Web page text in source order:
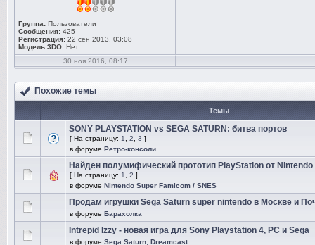
Группа: Пользователи
Сообщения: 425
Регистрация: 22 сен 2013, 03:08
Модель 3DO: Нет
30 ноя 2016, 08:17
Похожие темы
Темы
SONY PLAYSTATION vs SEGA SATURN: битва портов
[ На страницу: 1 2 3 ]
в форуме Ретро-консоли
Найден полумифический прототип PlayStation от Nintendo
[ На страницу: 1 2 ]
в форуме Nintendo Super Famicom / SNES
Продам игрушки Sega Saturn super nintendo в Москве и
в форуме Барахолка
Intrepid Izzy - новая игра для Sony Playstation 4, PC и Sega
в форуме Sega Saturn, Dreamcast